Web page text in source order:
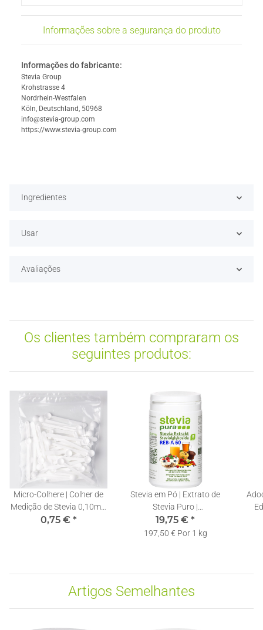
Informações sobre a segurança do produto
Informações do fabricante:
Stevia Group
Krohstrasse 4
Nordrhein-Westfalen
Köln, Deutschland, 50968
info@stevia-group.com
https://www.stevia-group.com
Ingredientes
Usar
Avaliações
Os clientes também compraram os
seguintes produtos:
Micro-Colhere | Colher de
Medição de Stevia 0,10ml |
1 Unidade
0,75 € *
Stevia em Pó | Extrato de
Stevia Puro |
Rebaudiosideo A 60% |
Colher Doseadora Incluída
19,75 € *
197,50 € Por 1 kg
Artigos Semelhantes